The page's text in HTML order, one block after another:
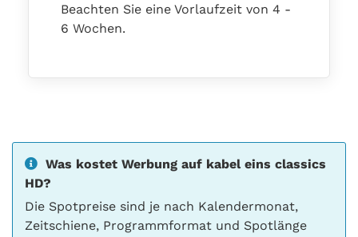
Beachten Sie eine Vorlaufzeit von 4 -
6 Wochen.
Was kostet Werbung auf kabel eins classics
HD?
Die Spotpreise sind je nach Kalendermonat,
Zeitschiene, Programmformat und Spotlänge